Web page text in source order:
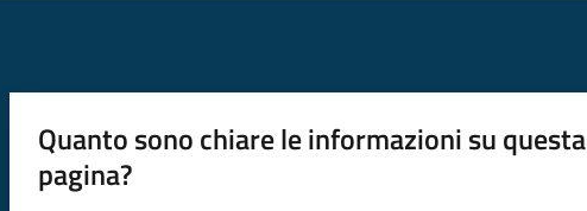
Quanto sono chiare le informazioni su questa
pagina?